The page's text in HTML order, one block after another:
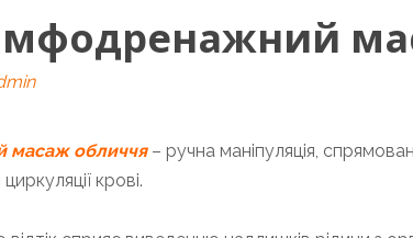
масаж обличчя– ручна маніпуляція,
крові.